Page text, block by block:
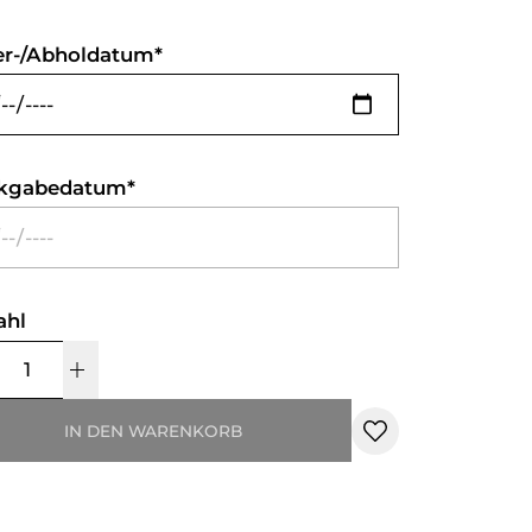
Abholdatum
IN DEN WARENKORB